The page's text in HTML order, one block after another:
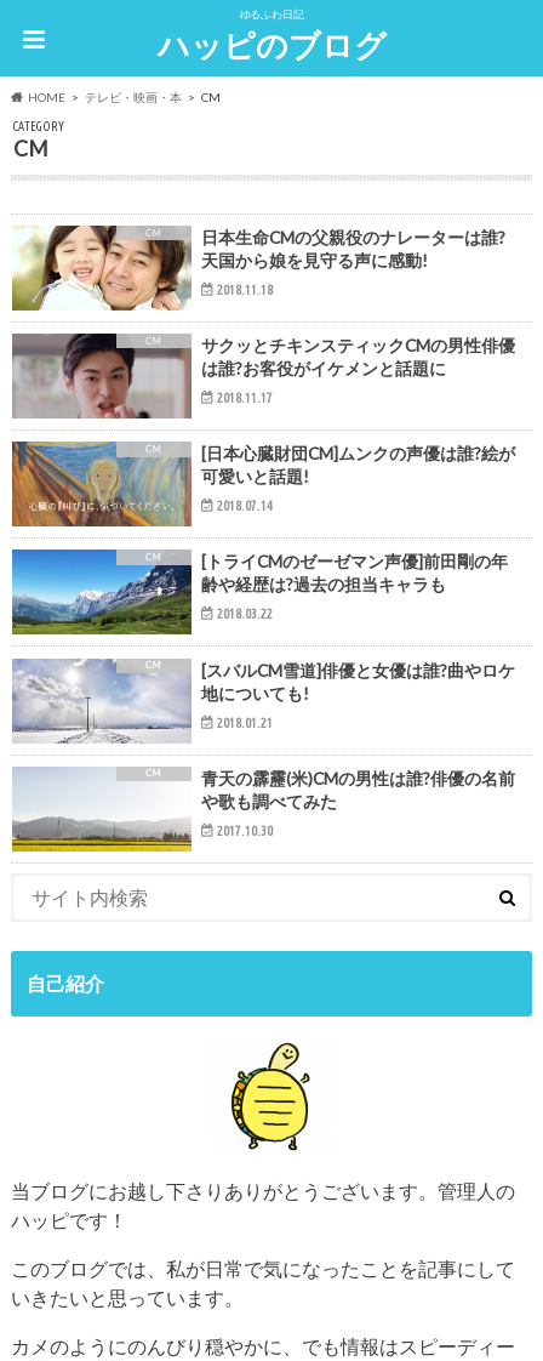
ゆるふわ日記
ハッピのブログ
HOME テレビ・映画・本 CM
CATEGORY
CM
CM
日本生命CMの父親役のナレーターは誰?
天国から娘を見守る声に感動!
2018.11.18
CM
サクッとチキンスティックCMの男性俳優
は誰?お客役がイケメンと話題に
2018.11.17
CM
[日本心臓財団CM]ムンクの声優は誰?絵が
可愛いと話題!
2018.07.14
CM
[トライCMのゼーゼマン声優]前田剛の年
齢や経歴は?過去の担当キャラも
2018.03.22
CM
[スバルCM雪道]俳優と女優は誰?曲やロケ
地についても!
2018.01.21
CM
青天の霹靂(米)CMの男性は誰?俳優の名前
や歌も調べてみた
2017.10.30
自己紹介
当ブログにお越し下さりありがとうございます。管理人の
ハッピです！
このブログでは、私が日常で気になったことを記事にして
いきたいと思っています。
カメのようにのんびり穏やかに、でも情報はスピーディー